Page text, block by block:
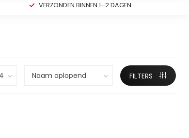
VERZONDEN BINNEN 1–2 DAGEN
FILTERS